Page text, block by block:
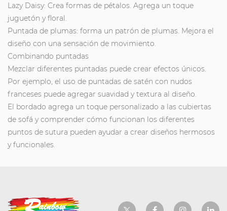
Lazy Daisy: Crea formas de pétalos. Agrega un toque
juguetón y floral.
Puntada de plumas: forma un patrón de plumas. Mejora el
diseño con una sensación de movimiento.
Combinando puntadas
Mezclar diferentes puntadas puede crear efectos únicos.
Por ejemplo, el uso de puntadas de satén con nudos
franceses puede agregar suavidad y textura al diseño.
El bordado agrega un toque personalizado a las cubiertas
de sofá y comprender cómo funcionan los diferentes
puntos de sutura pueden ayudar a crear diseños hermosos
y funcionales.